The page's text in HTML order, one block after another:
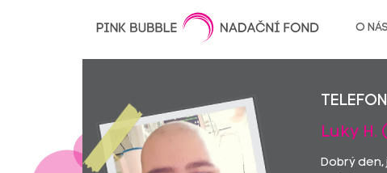
O nás
Luky H.
Dobrý